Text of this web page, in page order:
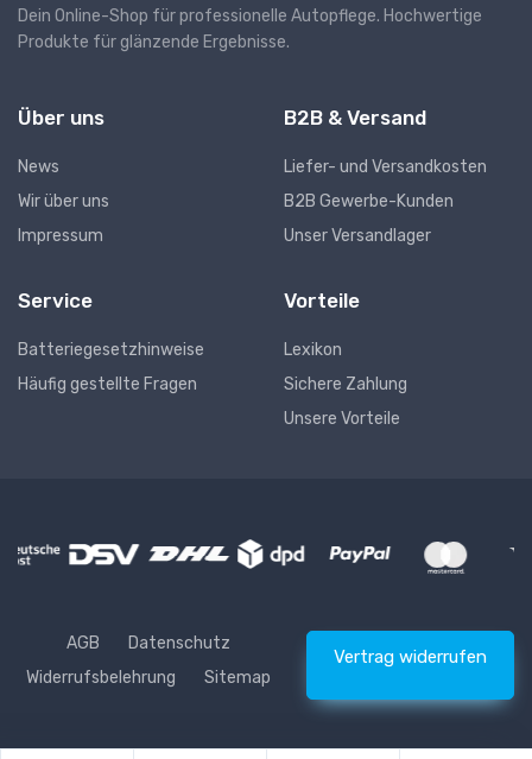
Dein Online-Shop für professionelle Autopflege. Hochwertige
Produkte für glänzende Ergebnisse.
Über uns
News
Wir über uns
Impressum
B2B & Versand
Liefer- und Versandkosten
B2B Gewerbe-Kunden
Unser Versandlager
Service
Batteriegesetzhinweise
Häufig gestellte Fragen
Vorteile
Lexikon
Sichere Zahlung
Unsere Vorteile
AGB
Datenschutz
Widerrufsbelehrung
Sitemap
Vertrag widerrufen